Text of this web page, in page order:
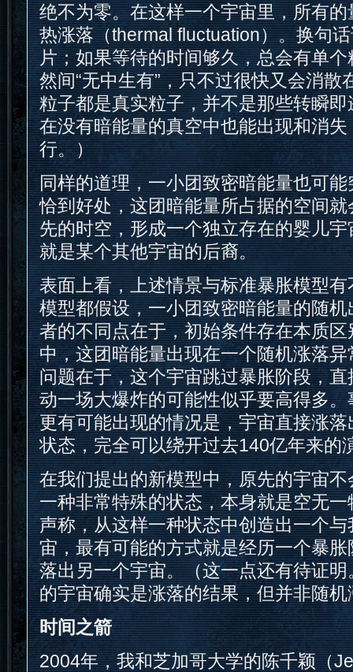
绝不为零。在这样一个宇宙里，所有
热涨落（thermal fluctuation）。换句
片；如果等待的时间够久，总会有单
然间“无中生有”，只不过很快又会消散
粒子都是真实粒子，并不是那些转瞬
在没有暗能量的真空中也能出现和消
行。）
同样的道理，一小团致密暗能量也可
恰到好处，这团暗能量所占据的空间
先的时空，形成一个独立存在的婴儿
就是某个其他宇宙的后裔。
表面上看，上述情景与标准暴胀模型
模型都假设，一小团致密暗能量的随
者的不同点在于，初始条件存在本质
中，这团暗能量出现在一个随机涨落
问题在于，这个宇宙跳过暴胀阶段，
动一场大爆炸的可能性似乎要高得多
更有可能出现的情况是，宇宙直接涨
状态，完全可以绕开过去140亿年来的
在我们提出的新模型中，原先的宇宙
一种非常特殊的状态，本身就是空无
声称，从这样一种状态中创造出一个
宙，最有可能的方式就是经历一个暴
落出另一个宇宙。（这一点还有待证
的宇宙确实是涨落的结果，但并非随机
时间之箭
2004年，我和芝加哥大学的陈千颖（